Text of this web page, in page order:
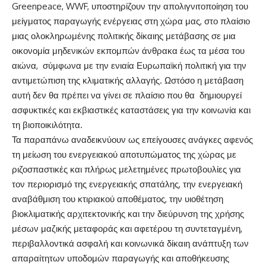
Greenpeace, WWF, υποστηρίζουν την απολιγνιτοποίηση του
μείγματος παραγωγής ενέργειας στη χώρα μας, στο πλαίσιο
μιας ολοκληρωμένης πολιτικής δίκαιης μετάβασης σε μια
οικονομία μηδενικών εκπομπών άνθρακα έως τα μέσα του
αιώνα, σύμφωνα με την ενιαία Ευρωπαϊκή πολιτική για την
αντιμετώπιση της κλιματικής αλλαγής. Ωστόσο η μετάβαση
αυτή δεν θα πρέπει να γίνει σε πλαίσιο που θα δημιουργεί
ασφυκτικές και εκβιαστικές καταστάσεις για την κοινωνία και
τη βιοποικιλότητα.
Τα παραπάνω αναδεικνύουν ως επείγουσες ανάγκες αφενός
τη μείωση του ενεργειακού αποτυπώματος της χώρας με
ριζοσπαστικές και πλήρως μελετημένες πρωτοβουλίες για
τον περιορισμό της ενεργειακής σπατάλης, την ενεργειακή
αναβάθμιση του κτιριακού αποθέματος, την υιοθέτηση
βιοκλιματικής αρχιτεκτονικής και την διεύρυνση της χρήσης
μέσων μαζικής μεταφοράς και αφετέρου τη συντεταγμένη,
περιβαλλοντικά ασφαλή και κοινωνικά δίκαιη ανάπτυξη των
απαραίτητων υποδομών παραγωγής και αποθήκευσης